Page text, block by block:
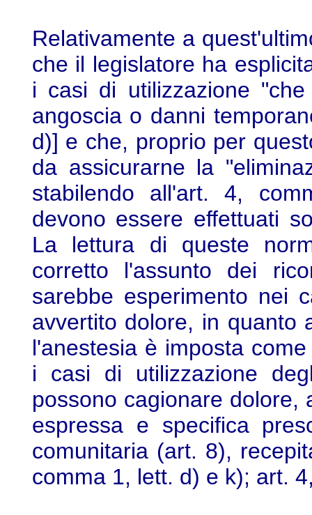
Relativamente a
che il legislatore ha
i casi di utilizzazione
angoscia o danni
d)] e che, proprio per
da assicurarne la
stabilendo all'art. 4,
devono essere effettuati
La lettura di queste
corretto l'assunto dei
sarebbe esperimento nei
avvertito dolore, in quanto
l'anestesia è imposta
i casi di utilizzazione
possono cagionare dolore,
espressa e specifica
comunitaria (art. 8),
comma 1, lett. d) e k); art.